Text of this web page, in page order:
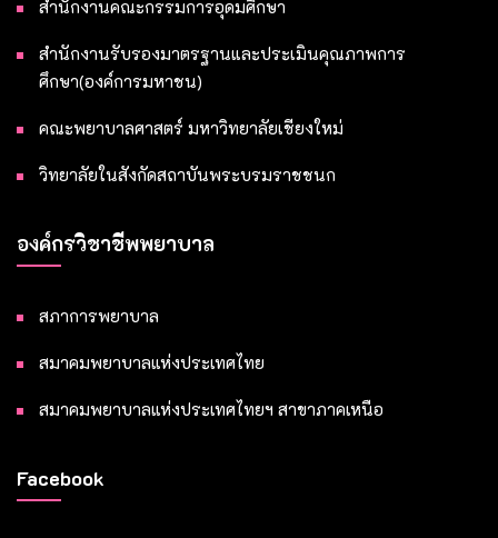
สำนักงานคณะกรรมการอุดมศึกษา
สำนักงานรับรองมาตรฐานและประเมินคุณภาพการ
ศึกษา(องค์การมหาชน)
คณะพยาบาลศาสตร์ มหาวิทยาลัยเชียงใหม่
วิทยาลัยในสังกัดสถาบันพระบรมราชชนก
องค์กรวิชาชีพพยาบาล
สภาการพยาบาล
สมาคมพยาบาลแห่งประเทศไทย
สมาคมพยาบาลแห่งประเทศไทยฯ สาขาภาคเหนือ
Facebook